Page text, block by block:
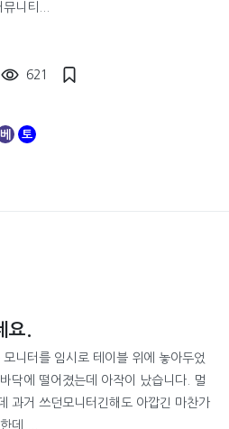
니티...
621
베 토
요.
니터를 임시로 테이블 위에 놓아두었
닥에 떨어졌는데 아작이 났습니다. 멀
과거 쓰던모니터긴해도 아깝긴 마찬가
데 ...